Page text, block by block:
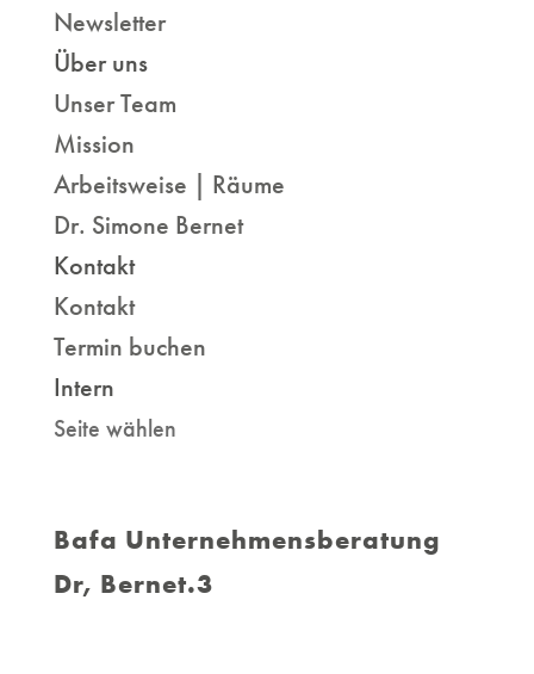
Newsletter
Über uns
Unser Team
Mission
Arbeitsweise | Räume
Dr. Simone Bernet
Kontakt
Kontakt
Termin buchen
Intern
Seite wählen
Bafa Unternehmensberatung
Dr, Bernet.3